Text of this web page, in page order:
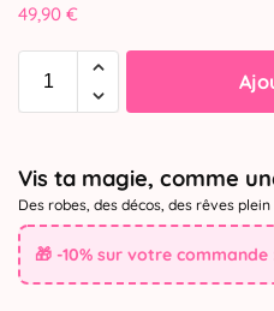
49,90 €
Vis ta magie, comme
Des robes, des décos, des rêves plein
🎁 -10% sur votre commande